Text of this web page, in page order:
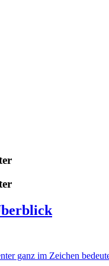
ganz im Zeichen